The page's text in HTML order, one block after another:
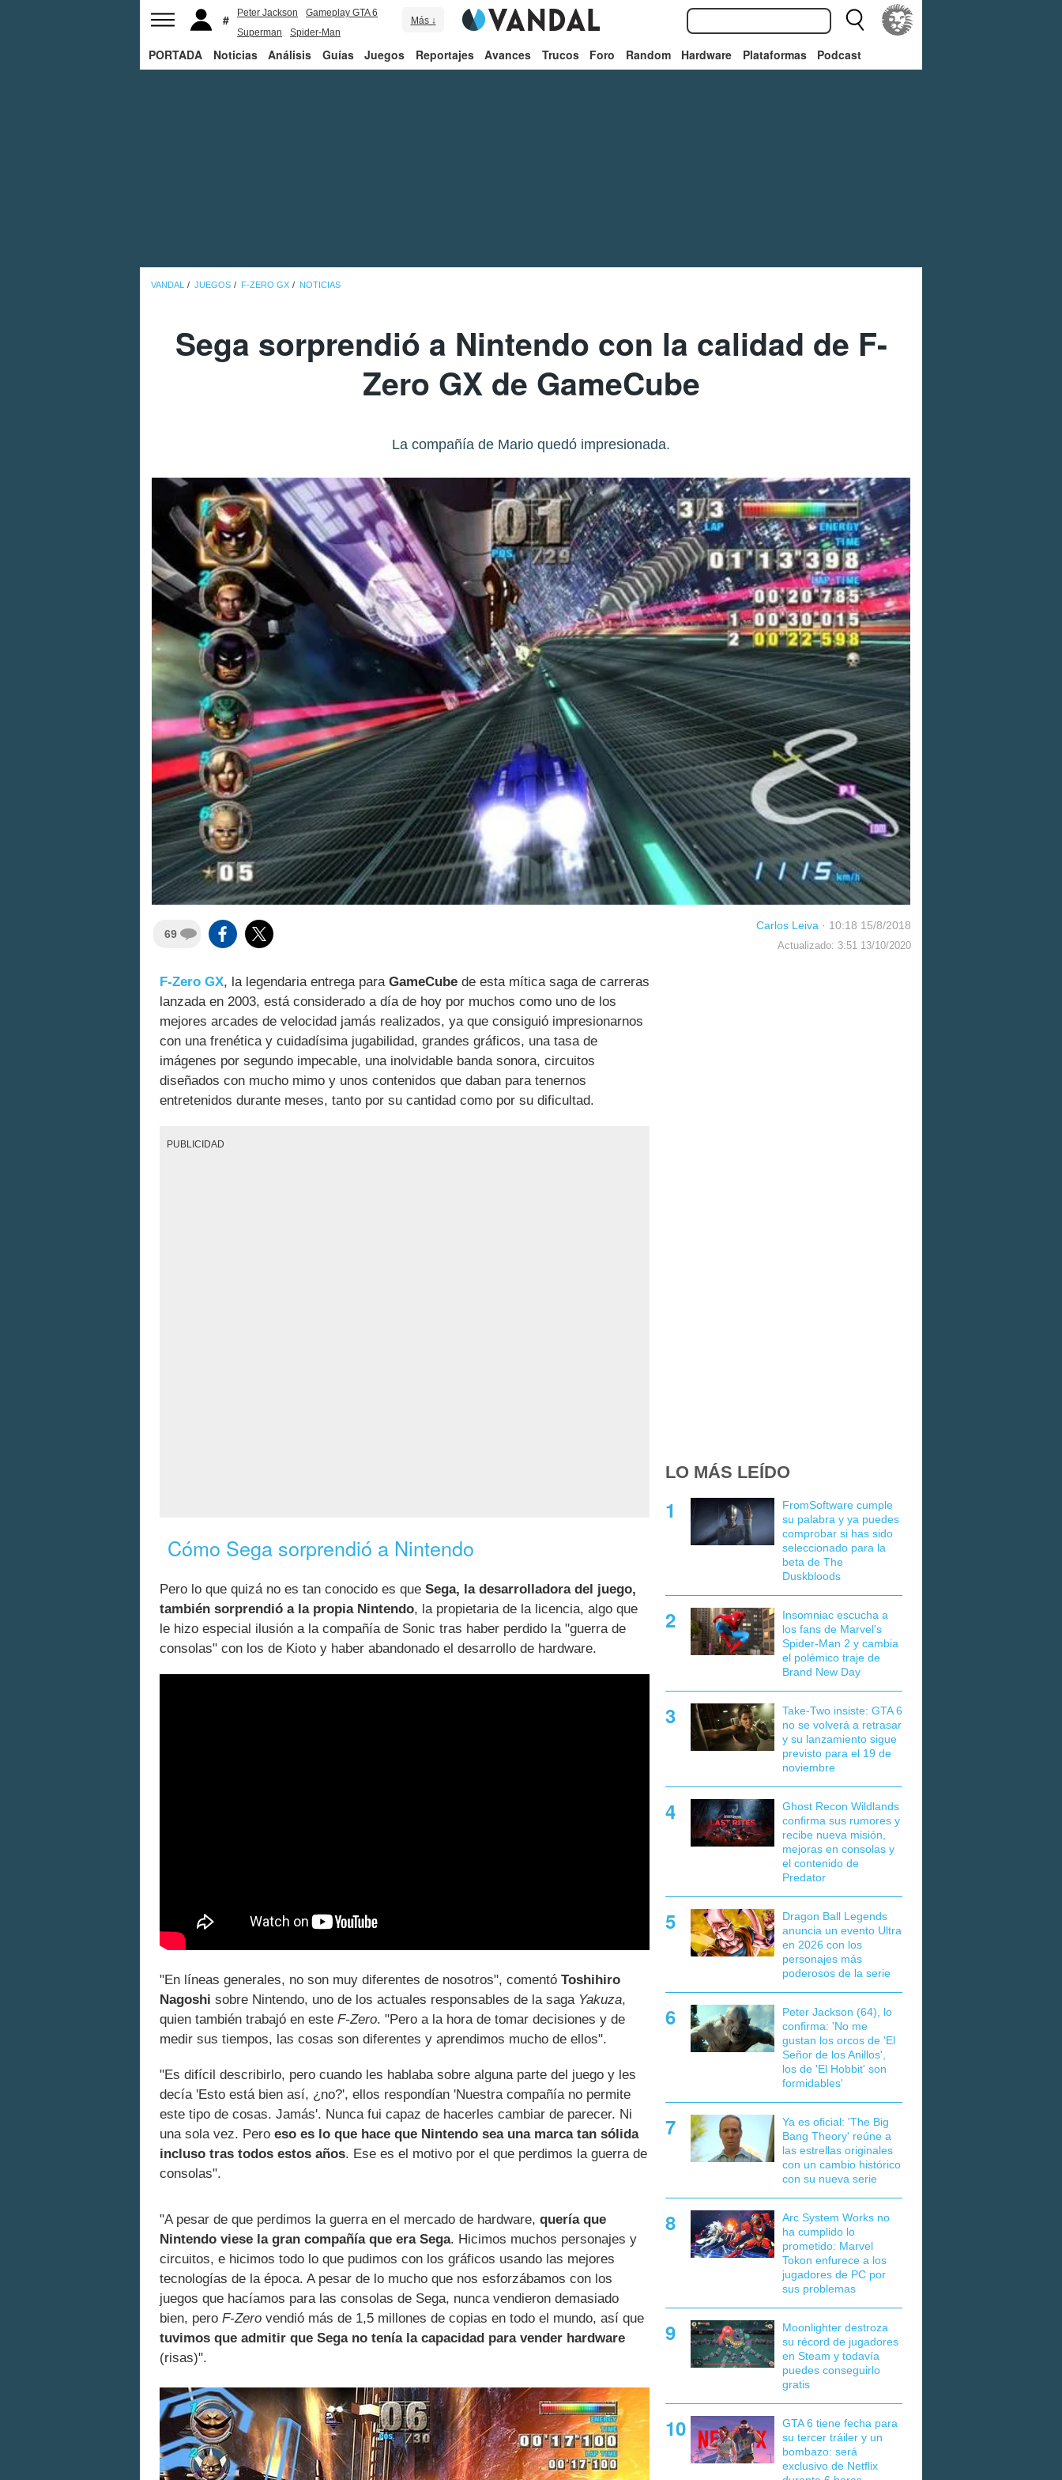
Peter Jackson
Gameplay GTA 6
Superman
Spider-Man
Más ↓
PORTADA Noticias Análisis Guías Juegos Reportajes Avances Trucos Foro Random Hardware Plataformas Podcast
VANDAL JUEGOS F-ZERO GX NOTICIAS
Sega sorprendió a Nintendo con la calidad de F-
Zero GX de GameCube
La compañía de Mario quedó impresionada.
69
Carlos Leiva · 10:18 15/8/2018
Actualizado: 3:51 13/10/2020
F-Zero GX, la legendaria entrega para GameCube de esta mítica saga de carreras
lanzada en 2003, está considerado a día de hoy por muchos como uno de los
mejores arcades de velocidad jamás realizados, ya que consiguió impresionarnos
con una frenética y cuidadísima jugabilidad, grandes gráficos, una tasa de
imágenes por segundo impecable, una inolvidable banda sonora, circuitos
diseñados con mucho mimo y unos contenidos que daban para tenernos
entretenidos durante meses, tanto por su cantidad como por su dificultad.
PUBLICIDAD
Cómo Sega sorprendió a Nintendo
Pero lo que quizá no es tan conocido es que Sega, la desarrolladora del juego,
también sorprendió a la propia Nintendo, la propietaria de la licencia, algo que
le hizo especial ilusión a la compañía de Sonic tras haber perdido la "guerra de
consolas" con los de Kioto y haber abandonado el desarrollo de hardware.
"En líneas generales, no son muy diferentes de nosotros", comentó Toshihiro
Nagoshi sobre Nintendo, uno de los actuales responsables de la saga Yakuza,
quien también trabajó en este F-Zero. "Pero a la hora de tomar decisiones y de
medir sus tiempos, las cosas son diferentes y aprendimos mucho de ellos".
"Es difícil describirlo, pero cuando les hablaba sobre alguna parte del juego y les
decía 'Esto está bien así, ¿no?', ellos respondían 'Nuestra compañía no permite
este tipo de cosas. Jamás'. Nunca fui capaz de hacerles cambiar de parecer. Ni
una sola vez. Pero eso es lo que hace que Nintendo sea una marca tan sólida
incluso tras todos estos años. Ese es el motivo por el que perdimos la guerra de
consolas".
"A pesar de que perdimos la guerra en el mercado de hardware, quería que
Nintendo viese la gran compañía que era Sega. Hicimos muchos personajes y
circuitos, e hicimos todo lo que pudimos con los gráficos usando las mejores
tecnologías de la época. A pesar de lo mucho que nos esforzábamos con los
juegos que hacíamos para las consolas de Sega, nunca vendieron demasiado
bien, pero F-Zero vendió más de 1,5 millones de copias en todo el mundo, así que
tuvimos que admitir que Sega no tenía la capacidad para vender hardware
(risas)".
LO MÁS LEÍDO
FromSoftware cumple
su palabra y ya puedes
comprobar si has sido
seleccionado para la
beta de The
Duskbloods
Insomniac escucha a
los fans de Marvel's
Spider-Man 2 y cambia
el polémico traje de
Brand New Day
Take-Two insiste: GTA 6
no se volverá a retrasar
y su lanzamiento sigue
previsto para el 19 de
noviembre
Ghost Recon Wildlands
confirma sus rumores y
recibe nueva misión,
mejoras en consolas y
el contenido de
Predator
Dragon Ball Legends
anuncia un evento Ultra
en 2026 con los
personajes más
poderosos de la serie
Peter Jackson (64), lo
confirma: 'No me
gustan los orcos de 'El
Señor de los Anillos',
los de 'El Hobbit' son
formidables'
Ya es oficial: 'The Big
Bang Theory' reúne a
las estrellas originales
con un cambio histórico
con su nueva serie
Arc System Works no
ha cumplido lo
prometido: Marvel
Tokon enfurece a los
jugadores de PC por
sus problemas
Moonlighter destroza
su récord de jugadores
en Steam y todavía
puedes conseguirlo
gratis
GTA 6 tiene fecha para
su tercer tráiler y un
bombazo: será
exclusivo de Netflix